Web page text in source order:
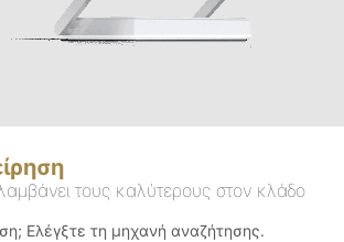
τους καλύτερους στον κλάδο
Ελέγξτε τη μηχανή αναζήτησης.